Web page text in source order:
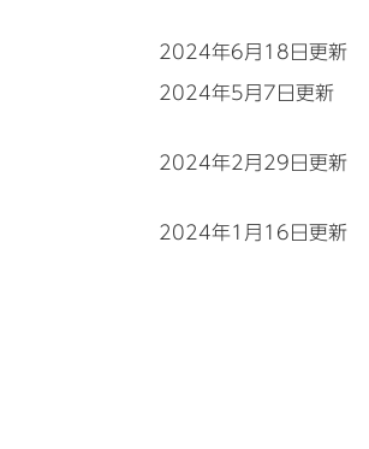
2024年6月18日更新
2024年5月7日更新
2024年2月29日更新
2024年1月16日更新